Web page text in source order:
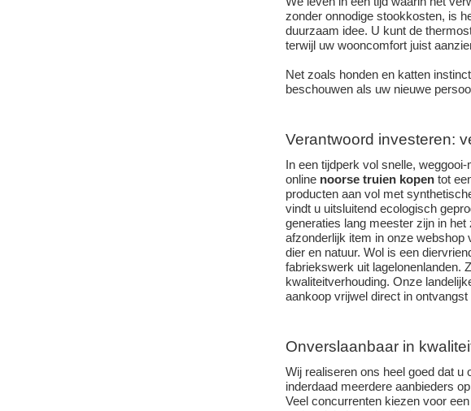
zonder onnodige stookkosten, is
duurzaam idee. U kunt de
terwijl uw wooncomfort juist
Net zoals honden en katten
beschouwen als uw nieuwe
Verantwoord investeren:
In een tijdperk vol snelle,
online noorse truien kopen tot
producten aan vol met
vindt u uitsluitend ecologisch
generaties lang meester zijn in
afzonderlijk item in onze webshop
dier en natuur. Wol is een
fabriekswerk uit lagelonenlanden.
kwaliteitverhouding. Onze
aankoop vrijwel direct in ontvangst
Onverslaanbaar in
Wij realiseren ons heel goed dat
inderdaad meerdere aanbieders
Veel concurrenten kiezen voor